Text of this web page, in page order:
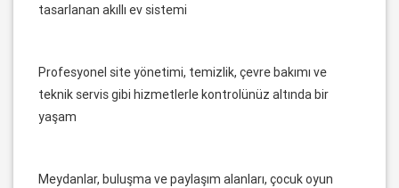
tasarlanan akıllı ev sistemi
Profesyonel site yönetimi, temizlik, çevre bakımı ve
teknik servis gibi hizmetlerle kontrolünüz altında bir
yaşam
Meydanlar, buluşma ve paylaşım alanları, çocuk oyun